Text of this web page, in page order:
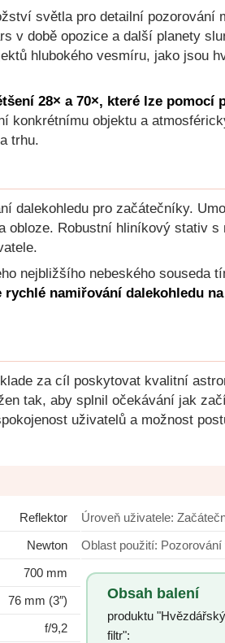
světla pro detailní
v době opozice a další planety
hlubokého vesmíru, jako jsou
28× a 70×, které lze
konkrétnímu objektu a
trhu.
dalekohledu pro začátečníky.
Robustní hliníkový stativ
nejbližšího nebeského souseda
namiřování dalekohledu
za cíl poskytovat kvalitní
tak, aby splnil očekávání jak
uživatelů a možnost
Reflektor
Newton
700 mm
76 mm (3″)
f/9,2
Úroveň uživatele:
Oblast použití:
Obsah balení
produktu
filtr":